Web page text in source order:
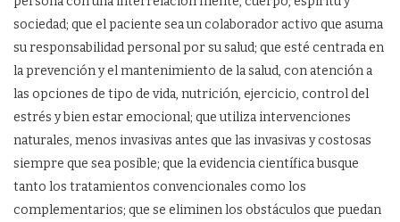
sociedad; que el paciente sea un colaborador activo que asuma
su responsabilidad personal por su salud; que esté centrada en
la prevención y el mantenimiento de la salud, con atención a
las opciones de tipo de vida, nutrición, ejercicio, control del
estrés y bien estar emocional; que utiliza intervenciones
naturales, menos invasivas antes que las invasivas y costosas
siempre que sea posible; que la evidencia científica busque
tanto los tratamientos convencionales como los
complementarios; que se eliminen los obstáculos que puedan